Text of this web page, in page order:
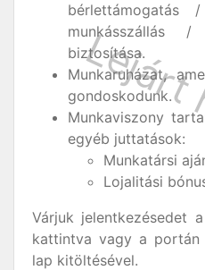
bérlettámogatás
munkásszállás /
biztosítása.
Munkaruházat,
gondoskodunk.
Munkaviszony
egyéb juttatások:
Munkatársi
Lojalitási
Várjuk jelentkezésedet a
kattintva vagy a portán
lap kitöltésével.